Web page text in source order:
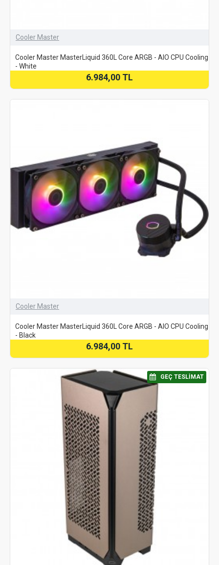
Cooler Master
Cooler Master MasterLiquid 360L Core ARGB - AIO CPU Cooling
- White
6.984,00 TL
Cooler Master
Cooler Master MasterLiquid 360L Core ARGB - AIO CPU Cooling
- Black
6.984,00 TL
⠀GEÇ TESLIMAT